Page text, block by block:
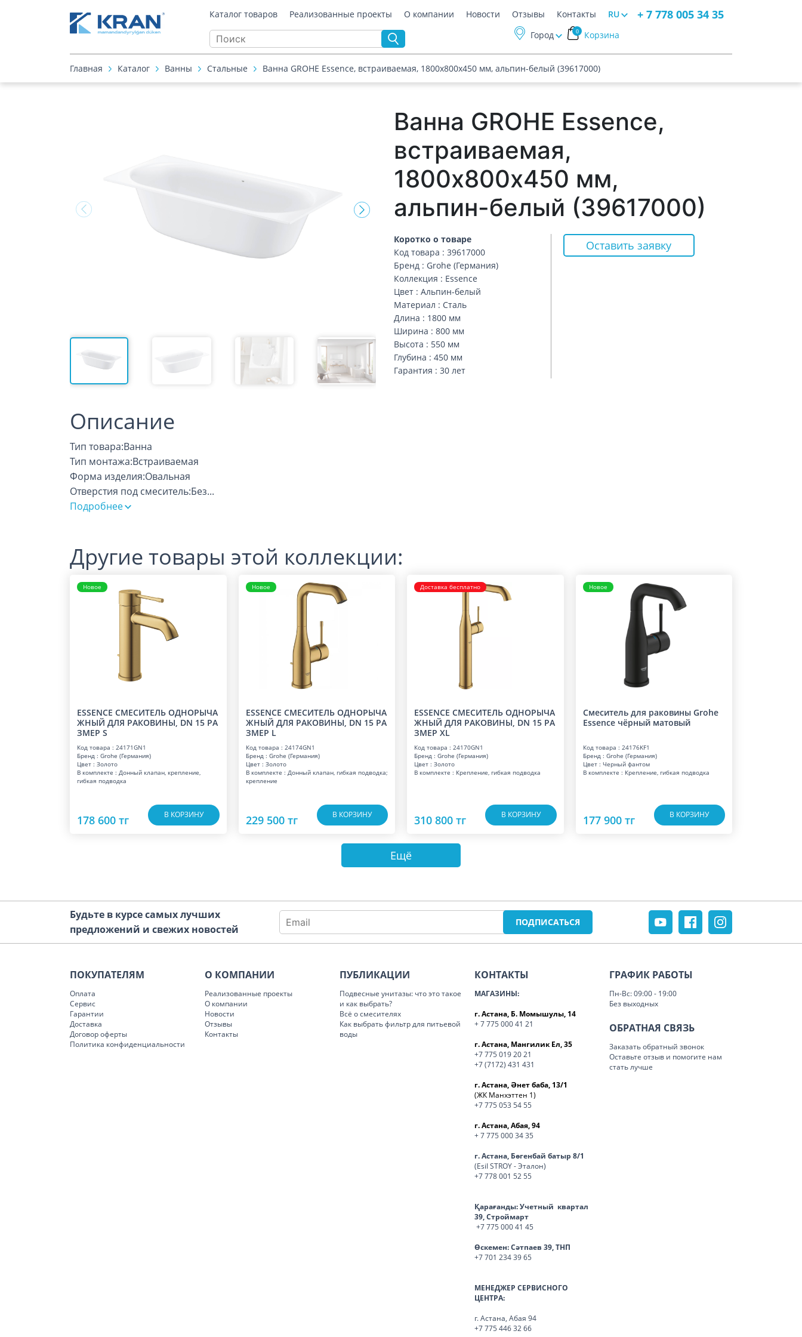
Каталог товаров Реализованные проекты О компании Новости Отзывы Контакты
RU
Город
Корзина
0
+ 7 778 005 34 35
Главная Каталог Ванны Стальные Ванна GROHE Essence, встраиваемая, 1800х800х450 мм, альпин-белый (39617000)
Ванна GROHE Essence,
встраиваемая,
1800х800х450 мм,
альпин-белый (39617000)
Коротко о товаре
Код товара : 39617000
Бренд : Grohe (Германия)
Коллекция : Essence
Цвет : Альпин-белый
Материал : Сталь
Длина : 1800 мм
Ширина : 800 мм
Высота : 550 мм
Глубина : 450 мм
Гарантия : 30 лет
Оставить заявку
Описание
Тип товара:Ванна
Тип монтажа:Встраиваемая
Форма изделия:Овальная
Отверстия под смеситель:Без...
Подробнее
Другие товары этой коллекции:
Новое
ESSENCE СМЕСИТЕЛЬ ОДНОРЫЧА
ЖНЫЙ ДЛЯ РАКОВИНЫ, DN 15 РА
ЗМЕР S
Код товара : 24171GN1
Бренд : Grohe (Германия)
Цвет : Золото
В комплекте : Донный клапан, крепление,
гибкая подводка
178 600 тг В КОРЗИНУ
Новое
ESSENCE СМЕСИТЕЛЬ ОДНОРЫЧА
ЖНЫЙ ДЛЯ РАКОВИНЫ, DN 15 РА
ЗМЕР L
Код товара : 24174GN1
Бренд : Grohe (Германия)
Цвет : Золото
В комплекте : Донный клапан, гибкая подводка;
крепление
229 500 тг В КОРЗИНУ
Доставка бесплатно
ESSENCE СМЕСИТЕЛЬ ОДНОРЫЧА
ЖНЫЙ ДЛЯ РАКОВИНЫ, DN 15 РА
ЗМЕР XL
Код товара : 24170GN1
Бренд : Grohe (Германия)
Цвет : Золото
В комплекте : Крепление, гибкая подводка
310 800 тг В КОРЗИНУ
Новое
Смеситель для раковины Grohe
Essence чёрный матовый
Код товара : 24176KF1
Бренд : Grohe (Германия)
Цвет : Черный фантом
В комплекте : Крепление, гибкая подводка
177 900 тг В КОРЗИНУ
Ещё
Будьте в курсе самых лучших
предложений и свежих новостей
ПОКУПАТЕЛЯМ
Оплата
Сервис
Гарантии
Доставка
Договор оферты
Политика конфиденциальности
О КОМПАНИИ
Реализованные проекты
О компании
Новости
Отзывы
Контакты
ПУБЛИКАЦИИ
Подвесные унитазы: что это такое
и как выбрать?
Всё о смесителях
Как выбрать фильтр для питьевой
воды
КОНТАКТЫ
МАГАЗИНЫ:
г. Астана, Б. Момышулы, 14
+ 7 775 000 41 21
г. Астана, Мангилик Ел, 35
+7 775 019 20 21
+7 (7172) 431 431
г. Астана, Әнет баба, 13/1
(ЖК Манхэттен 1)
+7 775 053 54 55
г. Астана, Абая, 94
+ 7 775 000 34 35
г. Астана, Бөгенбай батыр 8/1
(Esil STROY - Эталон)
+7 778 001 52 55
Қарағанды:Учетный квартал
39, Строймарт
+7 775 000 41 45
Өскемен:Сәтпаев 39, ТНП
+7 701 234 39 65
МЕНЕДЖЕР СЕРВИСНОГО
ЦЕНТРА:
г. Астана, Абая 94
+7 775 446 32 66
ГРАФИК РАБОТЫ
Пн-Вс: 09:00 - 19:00
Без выходных
ОБРАТНАЯ СВЯЗЬ
Заказать обратный звонок
Оставьте отзыв и помогите нам
стать лучше